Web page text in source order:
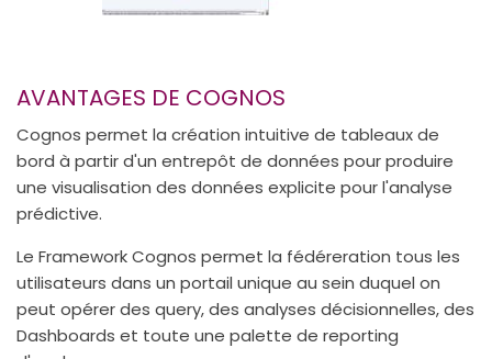
AVANTAGES DE COGNOS
Cognos permet la création intuitive de tableaux de
bord à partir d'un entrepôt de données pour produire
une visualisation des données explicite pour l'analyse
prédictive.
Le Framework Cognos permet la fédéreration tous les
utilisateurs dans un portail unique au sein duquel on
peut opérer des query, des analyses décisionnelles, des
Dashboards et toute une palette de reporting